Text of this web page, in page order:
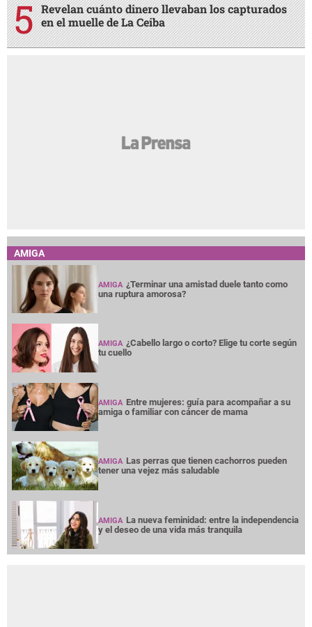
Revelan cuánto dinero llevaban los capturados
en el muelle de La Ceiba
AMIGA
AMIGA ¿Terminar una amistad duele tanto como
una ruptura amorosa?
AMIGA ¿Cabello largo o corto? Elige tu corte según
tu cuello
AMIGA Entre mujeres: guía para acompañar a su
amiga o familiar con cáncer de mama
AMIGA Las perras que tienen cachorros pueden
tener una vejez más saludable
AMIGA La nueva feminidad: entre la independencia
y el deseo de una vida más tranquila